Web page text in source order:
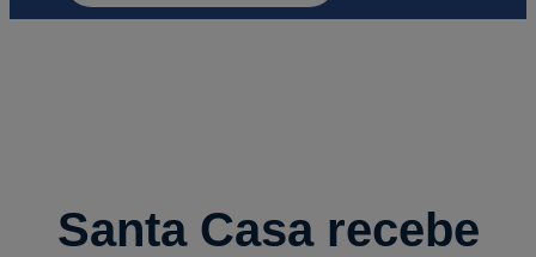
Santa Casa recebe